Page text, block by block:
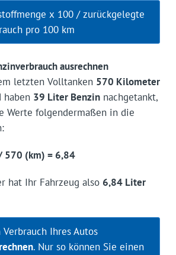
x 100 / zurückgelegte
pro 100 km
ausrechnen
letzten Volltanken 570 Kilometer
haben 39 Liter Benzinnachgetankt,
Werte folgendermaßen in die
(km) = 6,84
hat Ihr Fahrzeug also 6,84 Liter
Ihres Autos
. Nur so können Sie einen